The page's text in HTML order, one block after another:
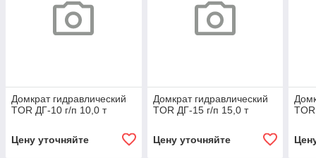
Домкрат гидравлический
TOR ДГ-10 г/п 10,0 т
Цену уточняйте
Домкрат гидравлический
TOR ДГ-15 г/п 15,0 т
Цену уточняйте